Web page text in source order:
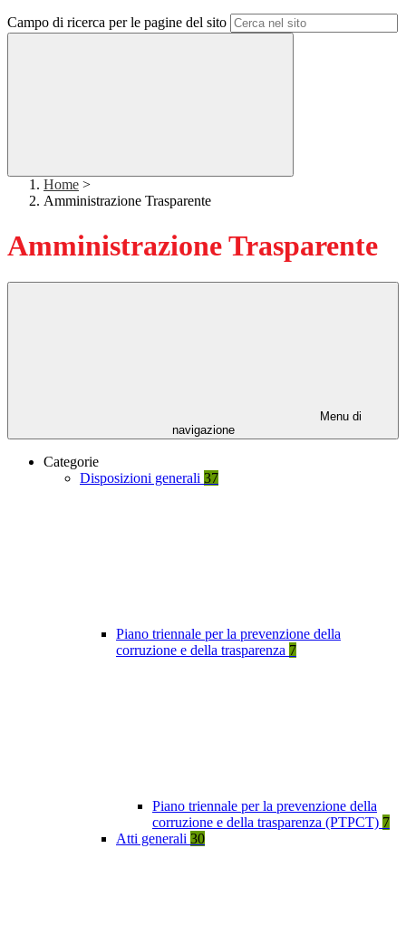
Campo di ricerca per le pagine del sito
Home >
Amministrazione Trasparente
Amministrazione Trasparente
Menu di
navigazione
Categorie
Disposizioni generali 37
Piano triennale per la prevenzione della
corruzione e della trasparenza 7
Piano triennale per la prevenzione della
corruzione e della trasparenza (PTPCT) 7
Atti generali 30